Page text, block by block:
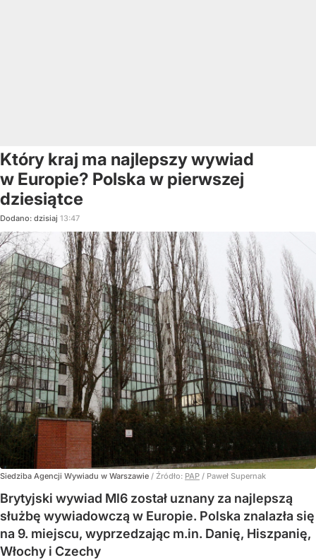
Który kraj ma najlepszy wywiad
w Europie? Polska w pierwszej
dziesiątce
Dodano: dzisiaj 13:47
Siedziba Agencji Wywiadu w Warszawie / Źródło: PAP / Paweł Supernak
Brytyjski wywiad MI6 został uznany za najlepszą
służbę wywiadowczą w Europie. Polska znalazła się
na 9. miejscu, wyprzedzając m.in. Danię, Hiszpanię,
Włochy i Czechy